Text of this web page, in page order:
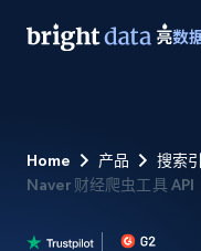
Home 产品 搜索
Naver 财经爬虫工具 API